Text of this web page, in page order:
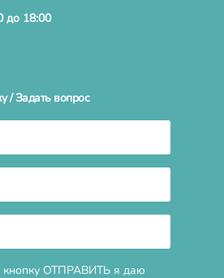
до 18:00
/ Задать вопрос
ОТПРАВИТЬ я даю